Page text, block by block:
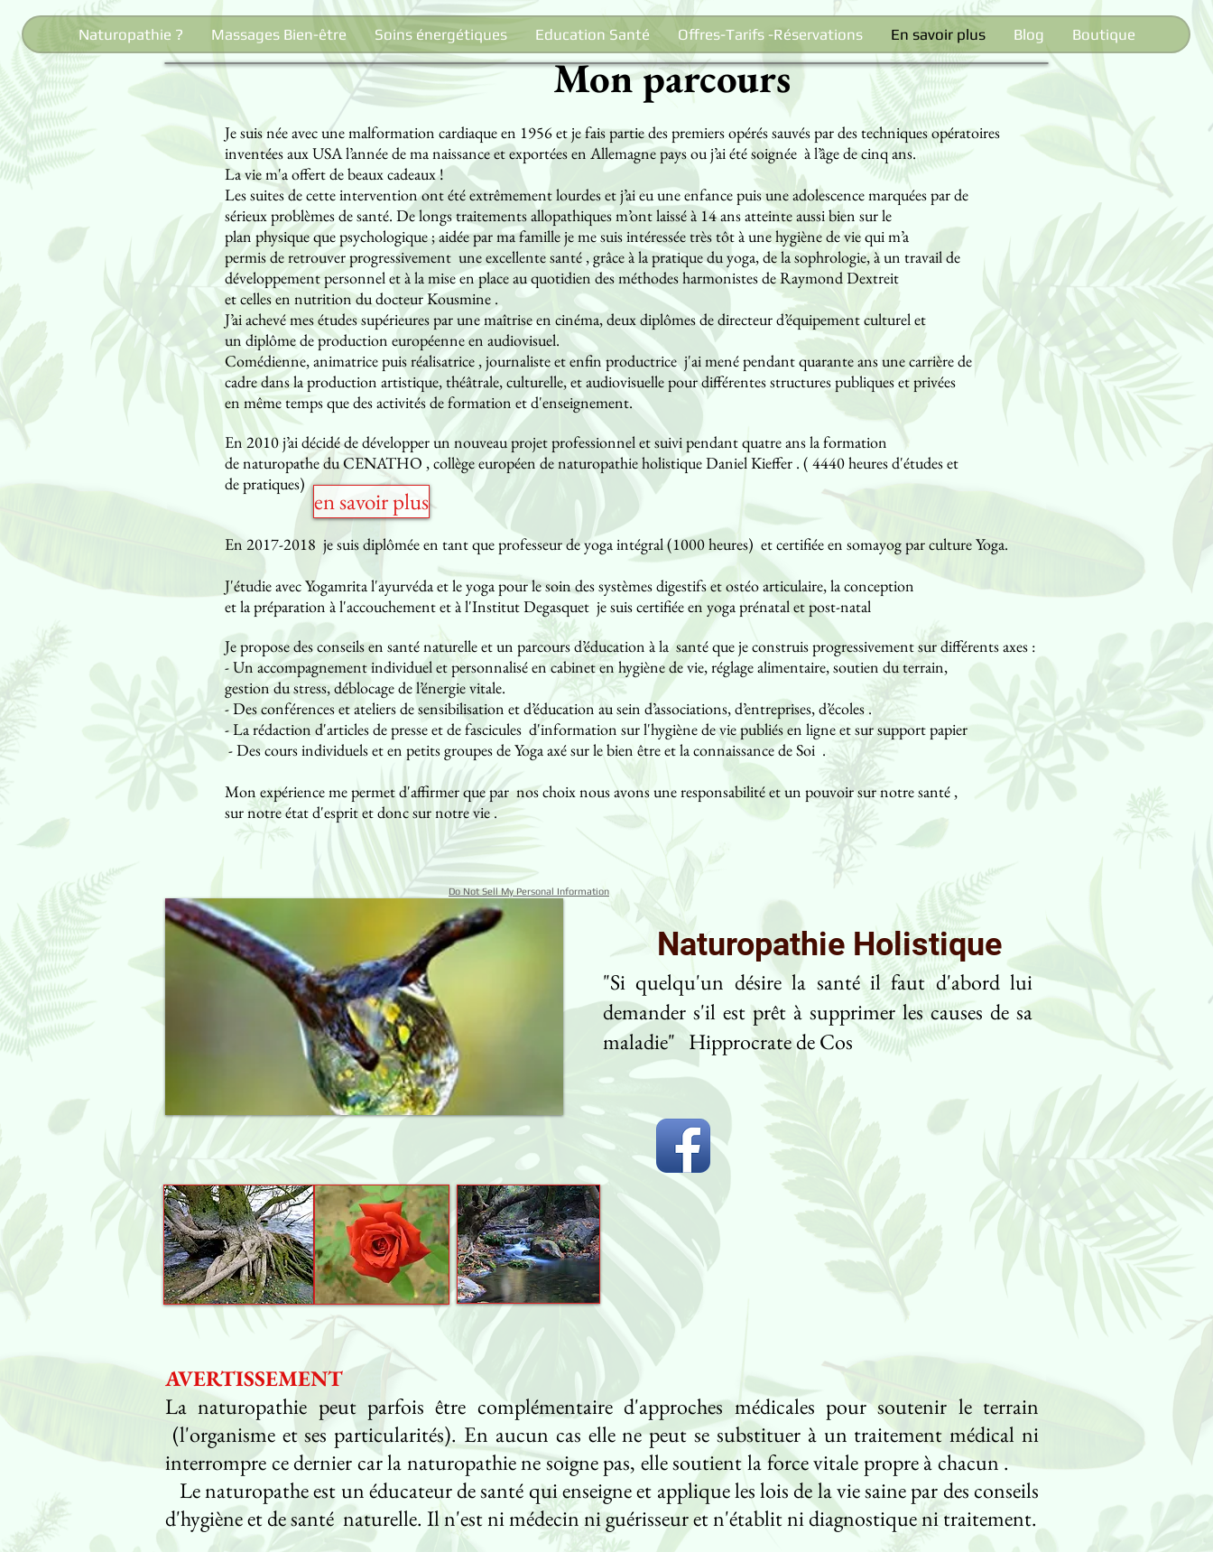
Naturopathie ? Massages Bien-être Soins énergétiques Education Santé Offres-Tarifs -Réservations En savoir plus Blog Boutique
Je suis née avec une malformation cardiaque en 1956 et je fais partie des premiers opérés sauvés par des techniques opératoires
inventées aux USA l’année de ma naissance et exportées en Allemagne pays ou j’ai été soignée à l’âge de cinq ans.
La vie m'a offert de beaux cadeaux !
Les suites de cette intervention ont été extrêmement lourdes et j’ai eu une enfance puis une adolescence marquées par de
sérieux problèmes de santé. De longs traitements allopathiques m’ont laissé à 14 ans atteinte aussi bien sur le
plan physique que psychologique ; aidée par ma famille je me suis intéressée très tôt à une hygiène de vie qui m’a
permis de retrouver progressivement une excellente santé , grâce à la pratique du yoga, de la sophrologie, à un travail de
développement personnel et à la mise en place au quotidien des méthodes harmonistes de Raymond Dextreit
et celles en nutrition du docteur Kousmine .
J’ai achevé mes études supérieures par une maîtrise en cinéma, deux diplômes de directeur d’équipement culturel et
un diplôme de production européenne en audiovisuel.
Comédienne, animatrice puis réalisatrice , journaliste et enfin productrice j'ai mené pendant quarante ans une carrière de
cadre dansla production artistique, théâtrale, culturelle, et audiovisuelle pour différentes structures publiques et privées
en même temps que des activités de formation et d'enseignement.
En 2010 j’ai décidé de développer un nouveau projet professionnel et suivi pendant quatre ans la formation
de naturopathe du CENATHO , collège européen de naturopathie holistique Daniel Kieffer . ( 4440 heures d'études et
de pratiques)
En 2017-2018 je suis diplômée en tant que professeur de yoga intégral (1000 heures) et certifiée en somayog par culture Yoga.
J'étudie avec Yogamrita l'ayurvéda et le yoga pour le soin des systèmes digestifs et ostéo articulaire, la conception
et la préparation à l'accouchement et à l'Institut Degasquet je suis certifiée en yoga prénatal et post-natal
Je propose des conseils en santé naturelle et un parcours d’éducation à la santé que je construis progressivement sur différents axes :
- Un accompagnement individuel et personnalisé en cabinet en hygiène de vie, réglage alimentaire, soutien du terrain,
gestion du stress, déblocage de l’énergie vitale.
- Des conférences et ateliers de sensibilisation et d’éducation au sein d’associations, d’entreprises, d’écoles .
- La rédaction d'articles de presse et de fascicules d'information sur l'hygiène de vie publiés en ligne et sur support papier
- Des cours individuels et en petits groupes de Yoga axé sur le bien être et la connaissance de Soi .
Mon expérience me permet d'affirmer que par nos choix nous avons une responsabilité et un pouvoir sur notre santé ,
sur notre état d'esprit et donc sur notre vie .
Mon parcours
en savoir plus
Naturopathie Holistique
"Si quelqu'un désire la santé il faut d'abord lui
demander s'il est prêt à supprimer les causes de sa
maladie" Hipprocrate de Cos
Do Not Sell My Personal Information
AVERTISSEMENT
La naturopathie peut parfois être complémentaire d'approches médicales pour soutenir le terrain
(l'organisme et ses particularités). En aucun cas elle ne peut se substituer à un traitement médical ni
interrompre ce dernier car la naturopathie ne soigne pas, elle soutient la force vitale propre à chacun .
Le naturopathe est un éducateur de santé qui enseigne et applique les lois de la vie saine par des conseils
d'hygiène et de santé naturelle. Il n'est ni médecin ni guérisseur et n'établit ni diagnostique ni traitement.